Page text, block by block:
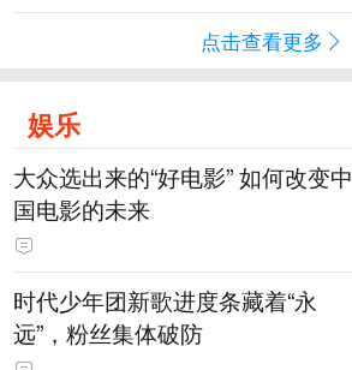
点击查看更多
娱乐
大众选出来的“好电影” 如何改变中
国电影的未来
时代少年团新歌进度条藏着“永
远”，粉丝集体破防